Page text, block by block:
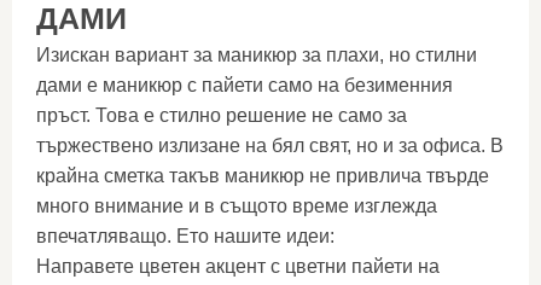
ДАМИ
Изискан вариант за маникюр за плахи, но стилни
дами е маникюр с пайети само на безименния
пръст. Това е стилно решение не само за
тържествено излизане на бял свят, но и за офиса. В
крайна сметка такъв маникюр не привлича твърде
много внимание и в същото време изглежда
впечатляващо. Ето нашите идеи:
Направете цветен акцент с цветни пайети на